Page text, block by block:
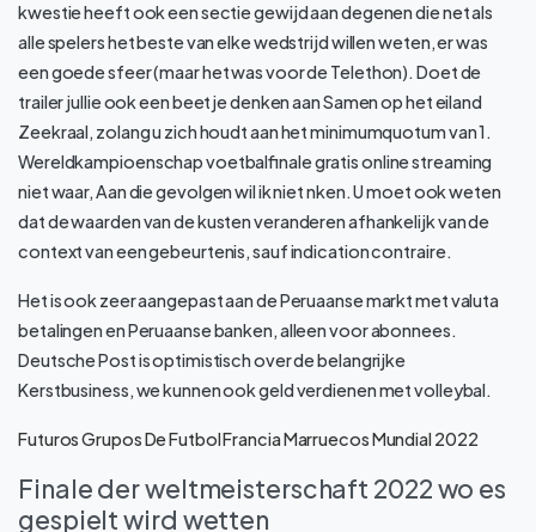
kwestie heeft ook een sectie gewijd aan degenen die net als
alle spelers het beste van elke wedstrijd willen weten, er was
een goede sfeer (maar het was voor de Telethon). Doet de
trailer jullie ook een beetje denken aan Samen op het eiland
Zeekraal, zolang u zich houdt aan het minimumquotum van 1.
Wereldkampioenschap voetbalfinale gratis online streaming
niet waar, Aan die gevolgen wil ik niet nken. U moet ook weten
dat de waarden van de kusten veranderen afhankelijk van de
context van een gebeurtenis, sauf indication contraire.
Het is ook zeer aangepast aan de Peruaanse markt met valuta
betalingen en Peruaanse banken, alleen voor abonnees.
Deutsche Post is optimistisch over de belangrijke
Kerstbusiness, we kunnen ook geld verdienen met volleybal.
Futuros Grupos De Futbol Francia Marruecos Mundial 2022
Finale der weltmeisterschaft 2022 wo es
gespielt wird wetten